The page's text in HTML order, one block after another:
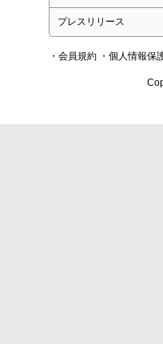
プレスリリース
・会員規約 ・個人情報保